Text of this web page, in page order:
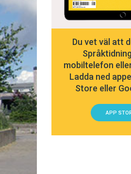
Du vet väl att
mobiltelefon
Ladda ned
Store eller
APP